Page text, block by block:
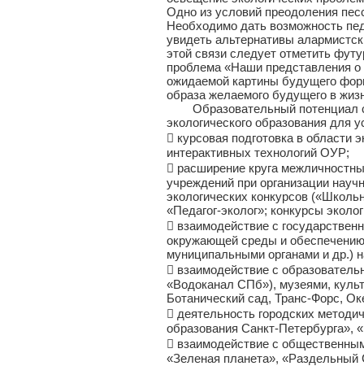
Одно из условий преодоления
Необходимо дать возможность
увидеть альтернативы
этой связи следует отметить
проблема «Наши представления
ожидаемой картины будущего
образа желаемого будущего в
Образовательный потенциал
экологического образования для
 курсовая подготовка в области
интерактивных технологий ОУР;
 расширение круга
учреждений при организации
экологических конкурсов
«Педагог-эколог»; конкурсы
 взаимодействие с
окружающей среды и обеспечению
муниципальными органами и др.)
 взаимодействие с
«Водоканал СПб»), музеями,
Ботанический сад, Транс-Форс,
 деятельность городских
образования Санкт-
 взаимодействие с
«Зеленая планета»,